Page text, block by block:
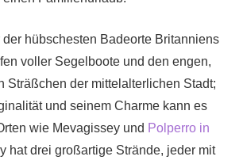
der hübschesten Badeorte Britanniens
voller Segelboote und den engen,
Sträßchen der mittelalterlichen Stadt;
und seinem Charme kann es
wie Mevagissey und Polperro in
hat drei großartige Strände, jeder mit